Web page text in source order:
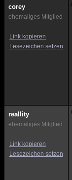
corey
ehemaliges Mitglied
Link kopieren
Lesezeichen setzen
reallity
ehemaliges Mitglied
Link kopieren
Lesezeichen setzen